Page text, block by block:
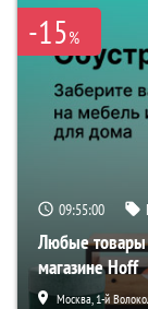
-15%
09:54:59
Любые товары
магазине Hoff
Москва, 1-й